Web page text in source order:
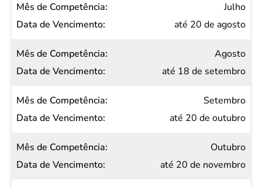
Julho
até 20 de agosto
Agosto
até 18 de setembro
Setembro
até 20 de outubro
Outubro
até 20 de novembro